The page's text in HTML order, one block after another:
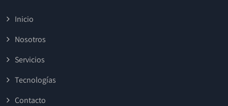
Inicio
Nosotros
Servicios
Tecnologías
Contacto